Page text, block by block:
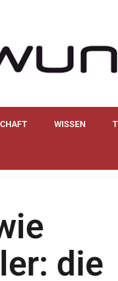
WISSEN
die